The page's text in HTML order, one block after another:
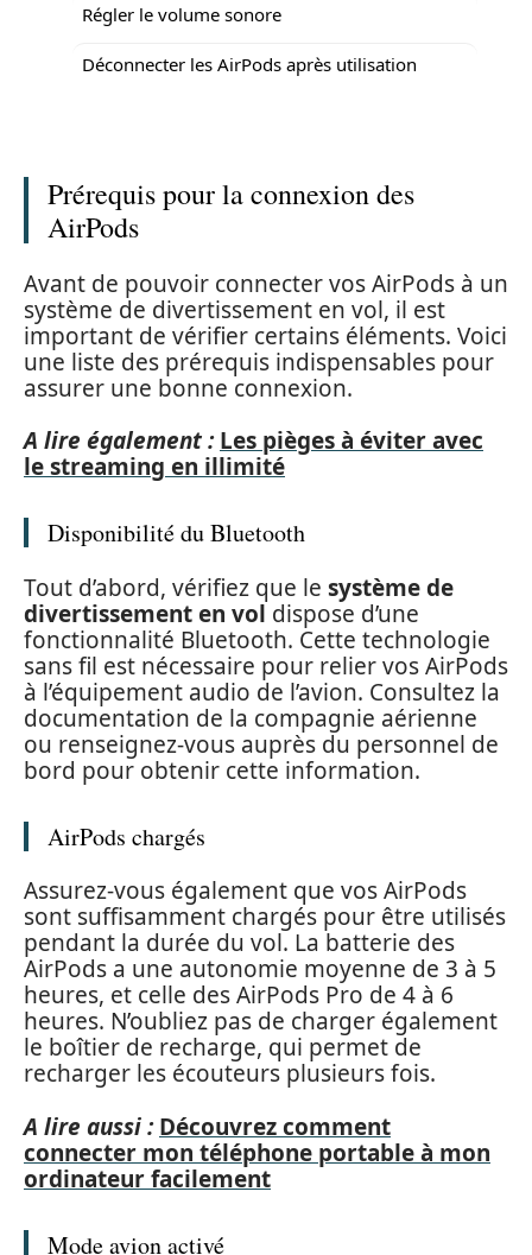
Régler le volume sonore
Déconnecter les AirPods après utilisation
Prérequis pour la connexion des
AirPods
Avant de pouvoir connecter vos AirPods à un
système de divertissement en vol, il est
important de vérifier certains éléments. Voici
une liste des prérequis indispensables pour
assurer une bonne connexion.
A lire également : Les pièges à éviter avec
le streaming en illimité
Disponibilité du Bluetooth
Tout d’abord, vérifiez que le système de
divertissement en vol dispose d’une
fonctionnalité Bluetooth. Cette technologie
sans fil est nécessaire pour relier vos AirPods
à l’équipement audio de l’avion. Consultez la
documentation de la compagnie aérienne
ou renseignez-vous auprès du personnel de
bord pour obtenir cette information.
AirPods chargés
Assurez-vous également que vos AirPods
sont suffisamment chargés pour être utilisés
pendant la durée du vol. La batterie des
AirPods a une autonomie moyenne de 3 à 5
heures, et celle des AirPods Pro de 4 à 6
heures. N’oubliez pas de charger également
le boîtier de recharge, qui permet de
recharger les écouteurs plusieurs fois.
A lire aussi : Découvrez comment
connecter mon téléphone portable à mon
ordinateur facilement
Mode avion activé